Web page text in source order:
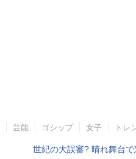
芸能 ゴシップ 女子 トレ
世紀の大誤審? 晴れ舞台で